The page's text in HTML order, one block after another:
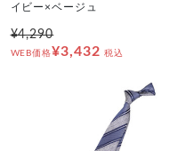
イビー×ベージュ
¥4,290
WEB価格¥3,432 税込